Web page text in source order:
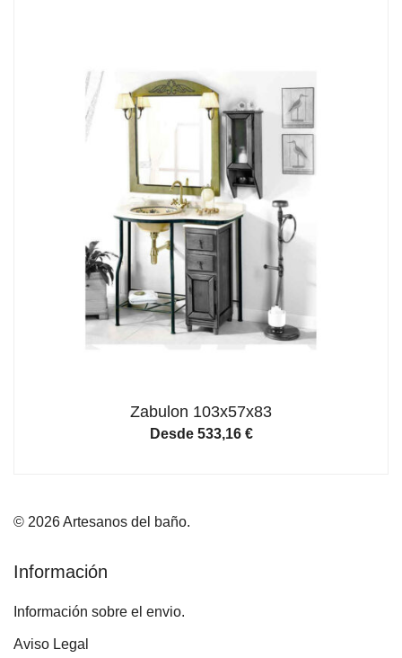
Zabulon 103x57x83
Desde 533,16 €
© 2026 Artesanos del baño.
Información
Información sobre el envio.
Aviso Legal